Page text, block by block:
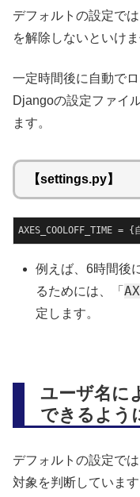
デフォルトの設定で
を解除しないといけま
一定時間後に自動で
Djangoの設定ファイ
ます。
【settings.py】
AXES_COOLOFF_TIME =
例えば、6時間後
るためには、「
定します。
ユーザ名に
できるよう
デフォルトの設定で
対象を判断しています